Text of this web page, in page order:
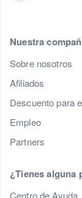
Nuestra
Sobre nosotros
Afiliados
Descuento para
Empleo
Partners
¿Tienes alguna
Centro de Ayuda